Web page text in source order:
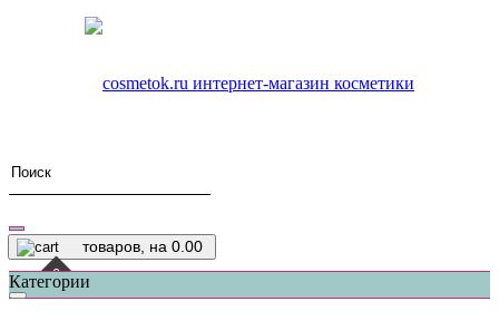
0
товаров, на 0.00
Категории